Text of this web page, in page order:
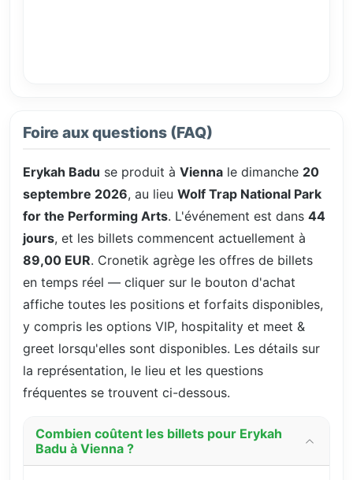
Foire aux questions (FAQ)
Erykah Badu se produit à Vienna le dimanche 20
septembre 2026, au lieu Wolf Trap National Park
for the Performing Arts. L'événement est dans 44
jours, et les billets commencent actuellement à
89,00 EUR. Cronetik agrège les offres de billets
en temps réel — cliquer sur le bouton d'achat
affiche toutes les positions et forfaits disponibles,
y compris les options VIP, hospitality et meet &
greet lorsqu'elles sont disponibles. Les détails sur
la représentation, le lieu et les questions
fréquentes se trouvent ci-dessous.
Combien coûtent les billets pour Erykah
Badu à Vienna ?